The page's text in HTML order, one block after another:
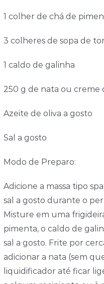
1 colher de chá de
3 colheres de sopa de
1 caldo de galinha
250 g de nata ou creme
Azeite de oliva a gosto
Sal a gosto
Modo de Preparo:
Adicione a massa tipo
sal a gosto durante o
Misture em uma
pimenta, o caldo de
sal a gosto. Frite por
adicionar a nata (sem
liquidificador até ficar